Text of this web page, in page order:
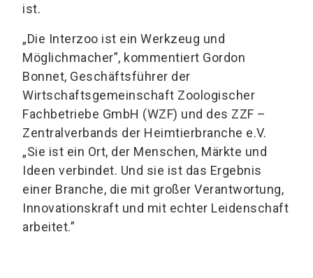
ist.
„Die Interzoo ist ein Werkzeug und
Möglichmacher”, kommentiert Gordon
Bonnet, Geschäftsführer der
Wirtschaftsgemeinschaft Zoologischer
Fachbetriebe GmbH (WZF) und des ZZF –
Zentralverbands der Heimtierbranche e.V.
„Sie ist ein Ort, der Menschen, Märkte und
Ideen verbindet. Und sie ist das Ergebnis
einer Branche, die mit großer Verantwortung,
Innovationskraft und mit echter Leidenschaft
arbeitet.”